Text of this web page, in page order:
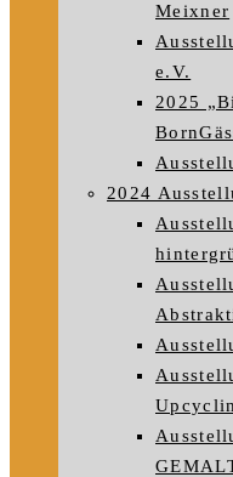
Meixner
e.V.
2025
2024